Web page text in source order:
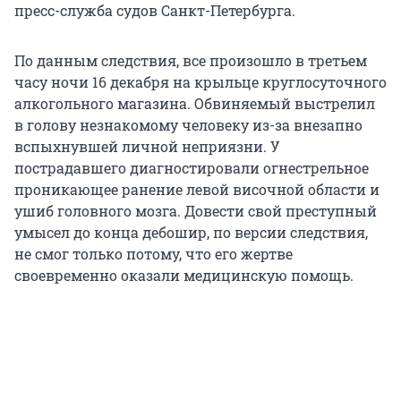
пресс-служба судов Санкт-Петербурга.
По данным следствия, все произошло в третьем
часу ночи 16 декабря на крыльце круглосуточного
алкогольного магазина. Обвиняемый выстрелил
в голову незнакомому человеку из-за внезапно
вспыхнувшей личной неприязни. У
пострадавшего диагностировали огнестрельное
проникающее ранение левой височной области и
ушиб головного мозга. Довести свой преступный
умысел до конца дебошир, по версии следствия,
не смог только потому, что его жертве
своевременно оказали медицинскую помощь.